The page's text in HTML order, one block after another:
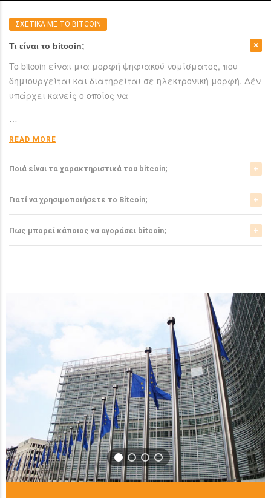
ΣΧΕΤΙΚΑ ΜΕ ΤΟ BITCOIN
Τι είναι το bitcoin;
To bitcoin είναι μια μορφή ψηφιακού νομίσματος, που
δημιουργείται και διατηρείται σε ηλεκτρονική μορφή. Δέν
υπάρχει κανείς ο οποίος να
…
READ MORE
Ποιά είναι τα χαρακτηριστικά του bitcoin;
Το bitcoin έχει αρκετά σημαντικά χαρακτηριστικά που το
ξεχωρίζουν από τα ελεγχόμενα-από-κυβερνήσεις
νομίσματα.
READ MORE
Γιατί να χρησιμοποιήσετε το Bitcoin;
Το bitcoin είναι μια σχετικά νέα μορφή νομίσματος, η
οποία τώρα αρχίζει να γίνεται αποδεκτή από μιά μεγάλη
μερίδα του
Πως μπορεί κάποιος να αγοράσει bitcoin;
Μπορείτε να αγοράσετε bitcoin είτε από τα αντίστοιχα
READ MORE